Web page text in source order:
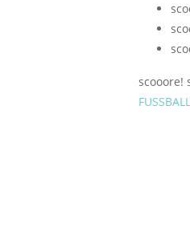
scooore!
FUSSBALL